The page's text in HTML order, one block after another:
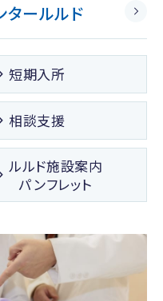
ールルド
短期入所
相談支援
ルルド施設案内
パンフレット